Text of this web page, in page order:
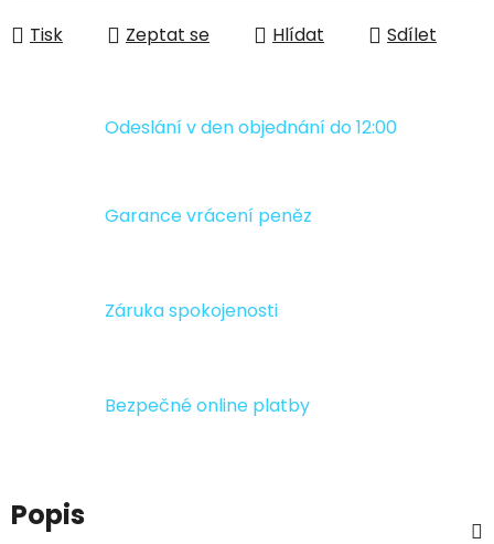
Tisk Zeptat se Hlídat Sdílet
Odeslání v den objednání do 12:00
Garance vrácení peněz
Záruka spokojenosti
Bezpečné online platby
Popis